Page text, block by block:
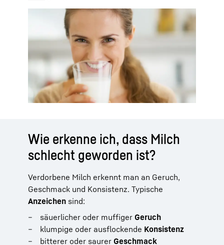
Wie erkenne ich, dass Milch
schlecht geworden ist?
Verdorbene Milch erkennt man an Geruch,
Geschmack und Konsistenz. Typische
Anzeichen sind:
säuerlicher oder muffiger Geruch
klumpige oder ausflockende Konsistenz
bitterer oder saurer Geschmack